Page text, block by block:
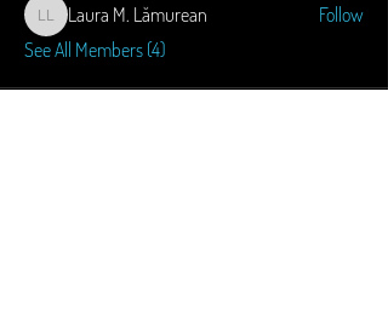
Laura M. Lămurean
Laura M. Lămurean
Follow
See All Members (4)